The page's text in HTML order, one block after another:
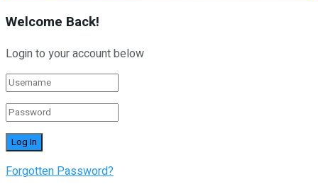
Welcome Back!
Login to your account below
Forgotten Password?